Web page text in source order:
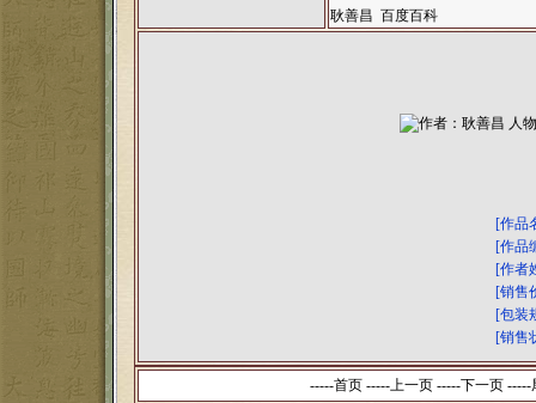
耿善昌 百度百科
[作品
[作品
[作者
[销售
[包装
[销售
-----首页 -----上一页 -----下一页 -----